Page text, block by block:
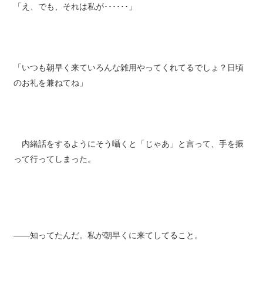
「え、でも、それは私が･･････」
「いつも朝早く来ていろんな雑用やってくれてるでしょ？日頃
のお礼を兼ねてね」
内緒話をするようにそう囁くと「じゃあ」と言って、手を振
って行ってしまった。
――知ってたんだ。私が朝早くに来てしてること。